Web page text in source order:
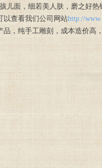
儿面，细若美人肤，磨之好
以查看我们公司网站http://
品，纯手工雕刻，成本造价高